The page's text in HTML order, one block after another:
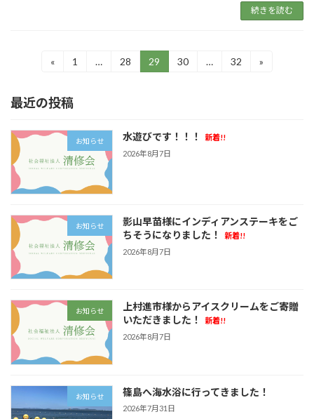
続きを読む
の
ペ
ー
ジ
り
«
固
ー
1 …
固
28
固
定
29
固
30 …
固
32 »
最近の投稿
お知らせ 水遊びです！！！
新着!!
2026年8月7日
お知らせ
影山早苗様にインディアンステーキをご
ちそうになりました！
新着!!
2026年8月7日
お知らせ
上村進市様からアイスクリームをご寄贈
いただきました！
新着!!
2026年8月7日
お知らせ 篠島へ海水浴に行ってきました！
2026年7月31日